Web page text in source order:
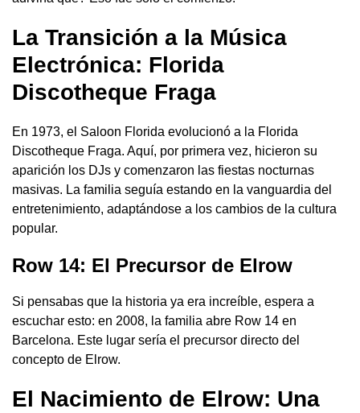
La Transición a la Música
Electrónica: Florida
Discotheque Fraga
En 1973, el Saloon Florida evolucionó a la Florida
Discotheque Fraga. Aquí, por primera vez, hicieron su
aparición los DJs y comenzaron las fiestas nocturnas
masivas. La familia seguía estando en la vanguardia del
entretenimiento, adaptándose a los cambios de la cultura
popular.
Row 14: El Precursor de Elrow
Si pensabas que la historia ya era increíble, espera a
escuchar esto: en 2008, la familia abre Row 14 en
Barcelona. Este lugar sería el precursor directo del
concepto de Elrow.
El Nacimiento de Elrow: Una